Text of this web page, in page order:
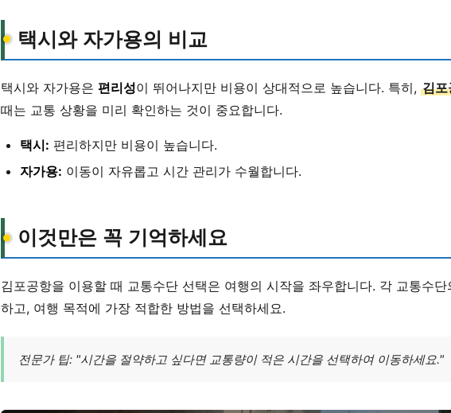
택시와 자가용의 비교
택시와 자가용은 편리성이 뛰어나지만 비용이 상대적으로 높습니다. 특히, 김포
때는 교통 상황을 미리 확인하는 것이 중요합니다.
택시: 편리하지만 비용이 높습니다.
자가용: 이동이 자유롭고 시간 관리가 수월합니다.
이것만은 꼭 기억하세요
김포공항을 이용할 때 교통수단 선택은 여행의 시작을 좌우합니다. 각 교통수단
하고, 여행 목적에 가장 적합한 방법을 선택하세요.
전문가 팁: "시간을 절약하고 싶다면 교통량이 적은 시간을 선택하여 이동하세요."